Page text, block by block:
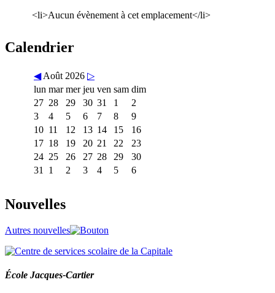
<li>Aucun évènement à cet emplacement</li>
Calendrier
◀ Août 2026 ▷
lun mar mer jeu ven sam dim
27 28 29 30 31 1
2
3
4 5 6 7 8
9
10 11 12 13 14 15
16
17 18 19 20 21 22
23
24 25 26 27 28 29
30
31
1 2 3 4 5 6
Nouvelles
Autres nouvelles
École Jacques-Cartier